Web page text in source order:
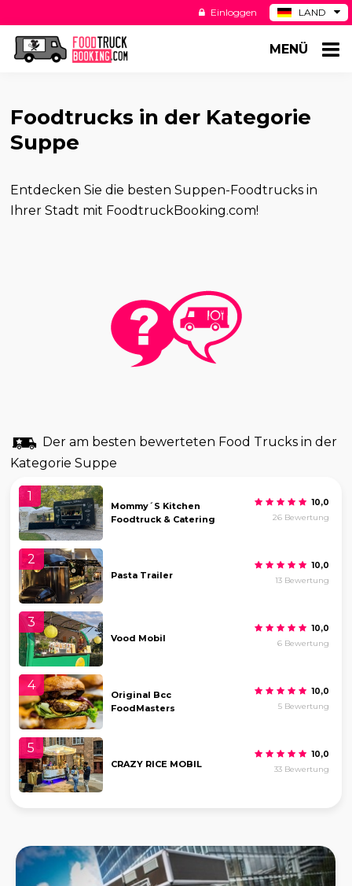
LAND
ES
Einloggen
MENÜ
Foodtrucks in der Kategorie
Suppe
Entdecken Sie die besten Suppen-Foodtrucks in
Ihrer Stadt mit FoodtruckBooking.com!
Der am besten bewerteten Food Trucks in der
Kategorie Suppe
1
Mommy´s Kitchen
Foodtruck & Catering
10,0
26 Bewertung
2
Pasta Trailer
10,0
13 Bewertung
3
Vood Mobil
10,0
6 Bewertung
4
Original Bcc
FoodMasters
10,0
5 Bewertung
5
CRAZY RICE MOBIL
10,0
33 Bewertung